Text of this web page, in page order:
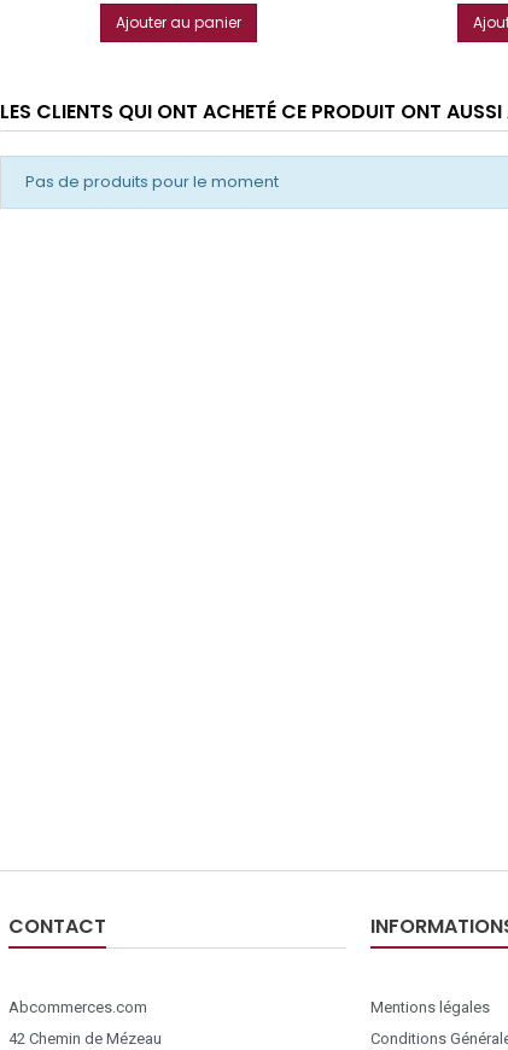
Ajouter au panier
LES CLIENTS QUI ONT ACHETÉ CE PRODUIT ONT AUSSI
Pas de produits pour le moment
CONTACT
Abcommerces.com
42 Chemin de Mézeau
Mentions légales
Conditions